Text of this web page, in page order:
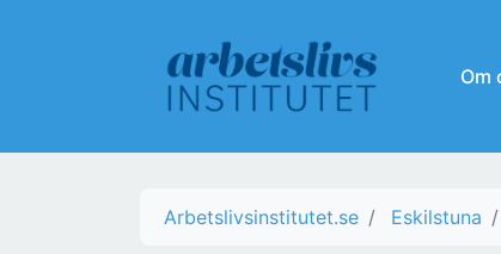
Om
Arbetslivsinstitutet.se Eskilstuna